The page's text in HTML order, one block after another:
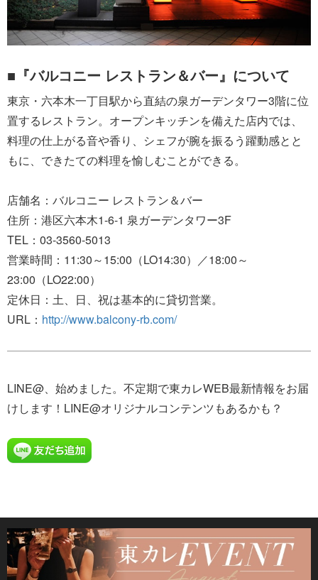
■『バルコニー レストラン＆バー』について
東京・六本木一丁目駅から直結の泉ガーデンタワー3階に位
置するレストラン。オープンキッチンを備えた店内では、
料理の仕上がる音や香り、シェフが腕を振るう躍動感とと
もに、できたての料理を愉しむことができる。
店舗名：バルコニー レストラン＆バー
住所：港区六本木1-6-1 泉ガーデンタワー3F
TEL：03-3560-5013
営業時間：11:30～15:00（LO14:30）／18:00～
23:00（LO22:00）
定休日：土、日、祝は基本的に貸切営業。
URL： http://www.balcony-rb.com/
LINE@、始めました。不定期で東カレWEB最新情報をお届
けします！LINE@オリジナルコンテンツもあるかも？